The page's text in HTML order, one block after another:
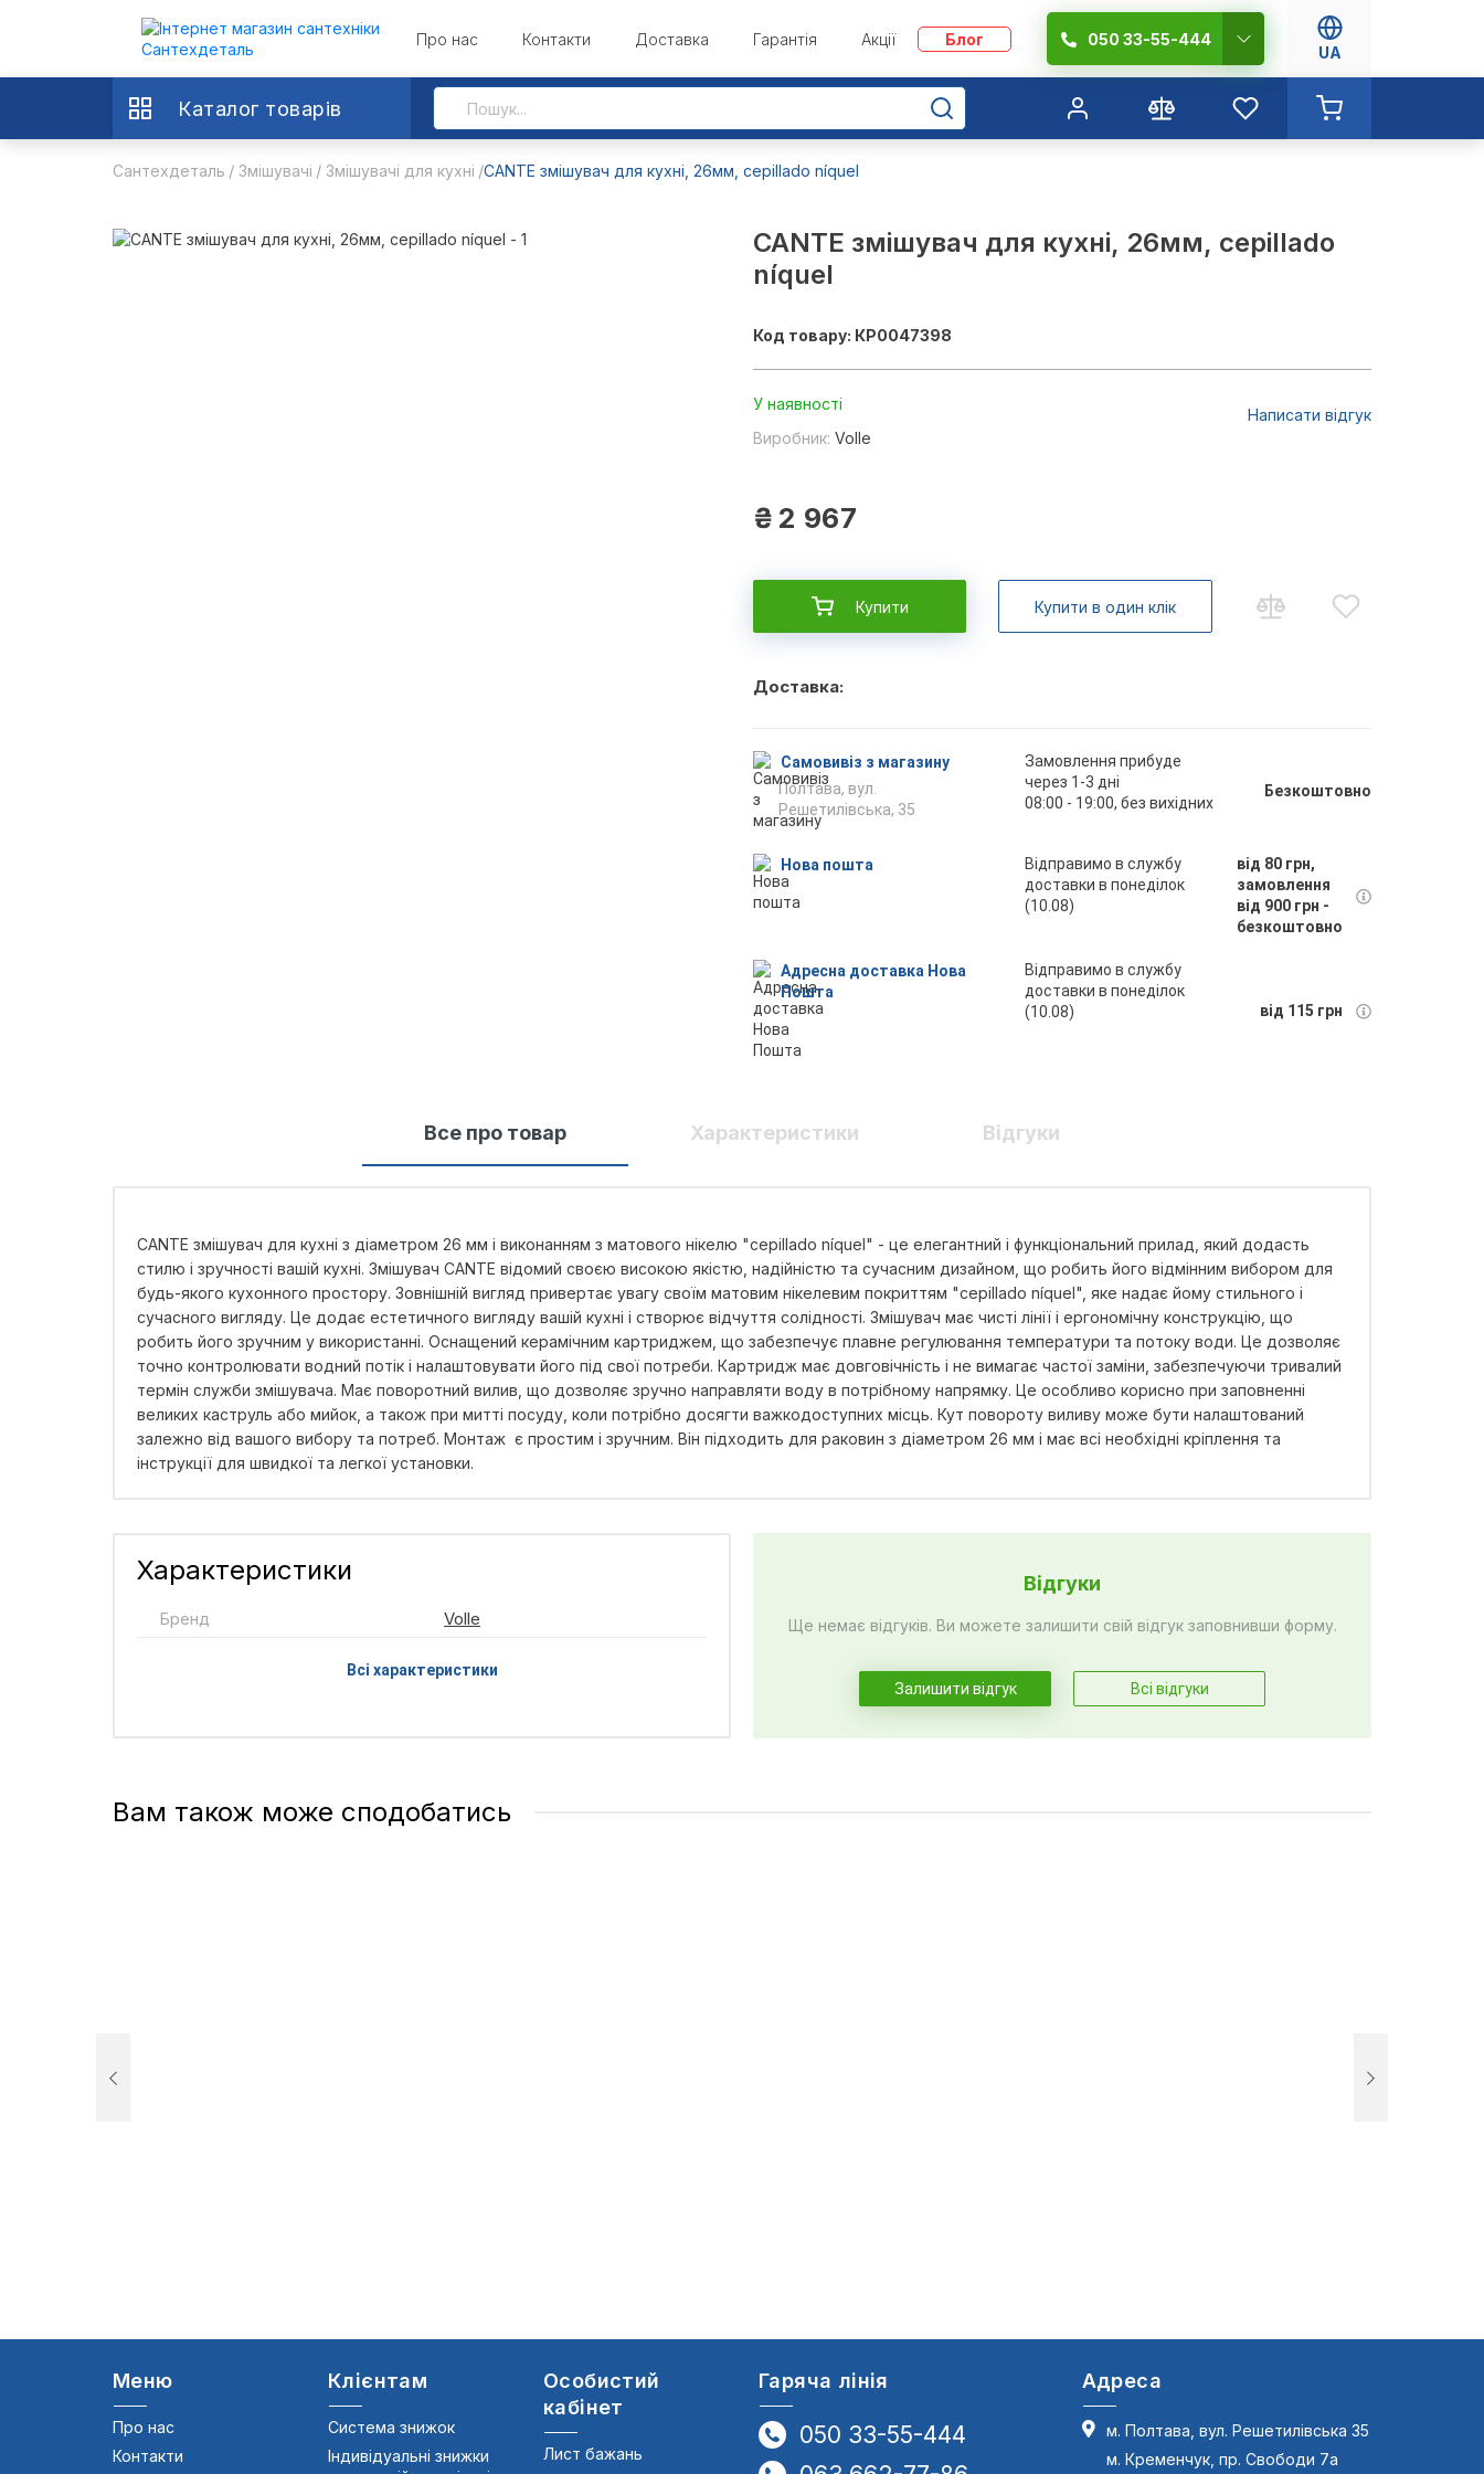
Про нас Контакти Доставка Гарантія Акції Блог 050 33-55-444
UA
Каталог товарів
Сантехдеталь Змішувачі Змішувачі для кухні CANTE змішувач для кухні, 26мм, cepillado níquel
CANTE змішувач для кухні, 26мм, cepillado
níquel
Код товару: КР0047398
У наявності
Виробник: Volle
Написати відгук
₴ 2 967
Купити Купити в один клік
Доставка:
Самовивіз з магазину
Полтава, вул.
Решетилівська, 35
Замовлення прибуде
через 1-3 дні
08:00 - 19:00, без вихідних
Безкоштовно
Нова пошта
Відправимо в службу
доставки в понеділок
(10.08)
від 80 грн,
замовлення
від 900 грн -
безкоштовно
Адресна доставка Нова
Пошта
Відправимо в службу
доставки в понеділок
(10.08)
від 115 грн
Все про товар Характеристики Відгуки
CANTE змішувач для кухні з діаметром 26 мм і виконанням з матового нікелю "cepillado níquel" - це елегантний і функціональний прилад, який додасть
стилю і зручності вашій кухні. Змішувач CANTE відомий своєю високою якістю, надійністю та сучасним дизайном, що робить його відмінним вибором для
будь-якого кухонного простору. Зовнішній вигляд привертає увагу своїм матовим нікелевим покриттям "cepillado níquel", яке надає йому стильного і
сучасного вигляду. Це додає естетичного вигляду вашій кухні і створює відчуття солідності. Змішувач має чисті лінії і ергономічну конструкцію, що
робить його зручним у використанні. Оснащений керамічним картриджем, що забезпечує плавне регулювання температури та потоку води. Це дозволяє
точно контролювати водний потік і налаштовувати його під свої потреби. Картридж має довговічність і не вимагає частої заміни, забезпечуючи тривалий
термін служби змішувача. Має поворотний вилив, що дозволяє зручно направляти воду в потрібному напрямку. Це особливо корисно при заповненні
великих каструль або мийок, а також при митті посуду, коли потрібно досягти важкодоступних місць. Кут повороту виливу може бути налаштований
залежно від вашого вибору та потреб. Монтаж є простим і зручним. Він підходить для раковин з діаметром 26 мм і має всі необхідні кріплення та
інструкції для швидкої та легкої установки.
Характеристики
Бренд Volle
Всі характеристики
Відгуки
Ще немає відгуків. Ви можете залишити свій відгук заповнивши форму.
Залишити відгук Всі відгуки
Вам також може сподобатись
Меню
Про нас
Контакти
Клієнтам
Система знижок
Індивідуальні знижки
Особистий
кабінет
Лист бажань
Гаряча лінія
050 33-55-444
Адреса
м. Полтава, вул. Решетилівська 35
м. Кременчук, пр. Свободи 7а